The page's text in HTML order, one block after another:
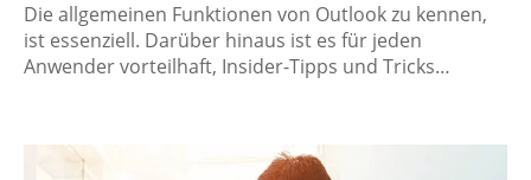
Die allgemeinen Funktionen von Outlook zu kennen,
ist essenziell. Darüber hinaus ist es für jeden
Anwender vorteilhaft, Insider-Tipps und Tricks…